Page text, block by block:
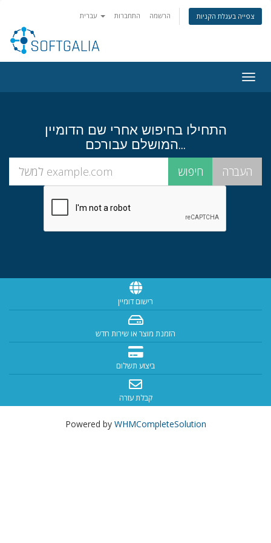
התחברות הרשמה צפייה בעגלת הקניות
התחילו בחיפוש אחרי שם הדומיין
המושלם עבורכם...
רישום דומיין
הזמנת מוצר או שירות חדש
ביצוע תשלום
קבלת עזרה
Powered by WHMCompleteSolution